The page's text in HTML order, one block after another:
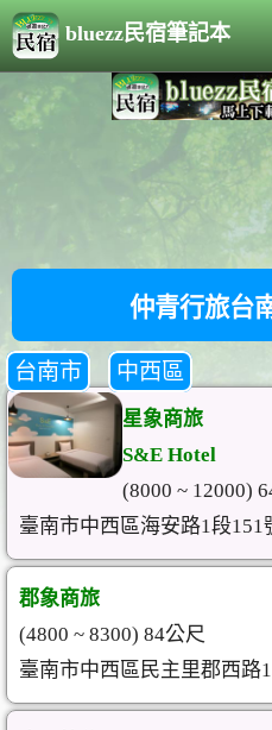
bluezz民宿筆記本
仲青行旅台
台南市 中西區
星象商旅
S&E Hotel
(8000 ~ 12000)
臺南市中西區海安路1段151
郡象商旅
(4800 ~ 8300) 84公尺
臺南市中西區民主里郡西路